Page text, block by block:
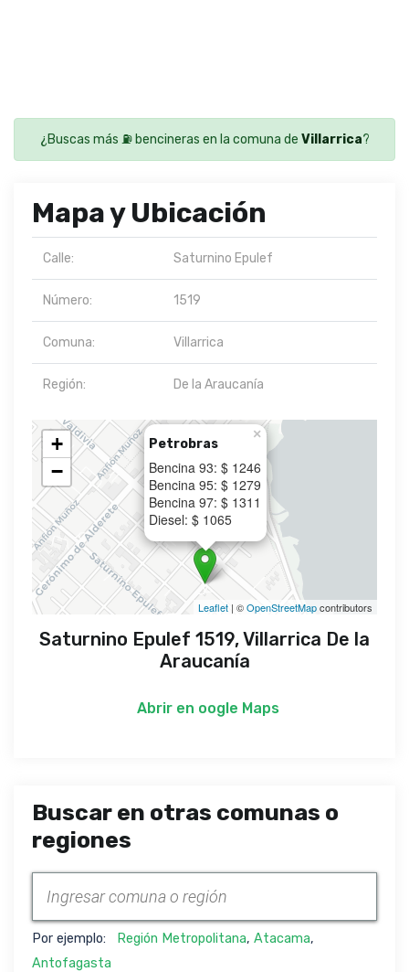
¿Buscas más ⛽ bencineras en la comuna de Villarrica?
Mapa y Ubicación
Calle: Saturnino Epulef
Número: 1519
Comuna: Villarrica
Región: De la Araucanía
Petrobras
Bencina 93: $ 1246
Bencina 95: $ 1279
Bencina 97: $ 1311
Diesel: $ 1065
×
+
−
Leaflet | ©OpenStreetMapcontributors
Saturnino Epulef 1519, Villarrica De la
Araucanía
Abrir en oogle Maps
Buscar en otras comunas o
regiones
Por ejemplo: Región Metropolitana, Atacama,
Antofagasta